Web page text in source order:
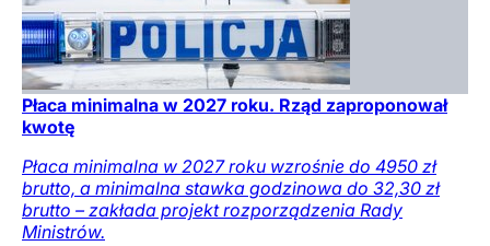
Płaca minimalna w 2027 roku. Rząd zaproponował
kwotę
Płaca minimalna w 2027 roku wzrośnie do 4950 zł
brutto, a minimalna stawka godzinowa do 32,30 zł
brutto – zakłada projekt rozporządzenia Rady
Ministrów.